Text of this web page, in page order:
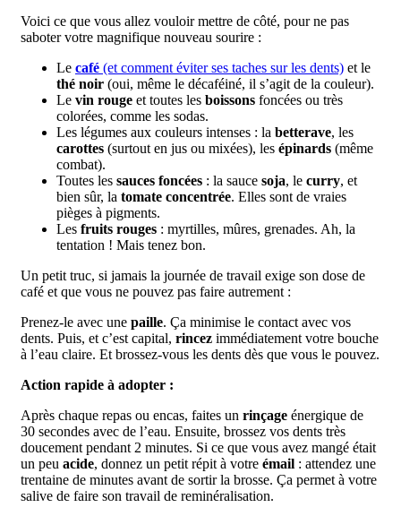
Voici ce que vous allez vouloir mettre de côté, pour ne pas
saboter votre magnifique nouveau sourire :
Le café (et comment éviter ses taches sur les dents) et le
thé noir (oui, même le décaféiné, il s’agit de la couleur).
Le vin rouge et toutes les boissons foncées ou très
colorées, comme les sodas.
Les légumes aux couleurs intenses : la betterave, les
carottes (surtout en jus ou mixées), les épinards (même
combat).
Toutes les sauces foncées : la sauce soja, le curry, et
bien sûr, la tomate concentrée. Elles sont de vraies
pièges à pigments.
Les fruits rouges : myrtilles, mûres, grenades. Ah, la
tentation ! Mais tenez bon.
Un petit truc, si jamais la journée de travail exige son dose de
café et que vous ne pouvez pas faire autrement :
Prenez-le avec une paille. Ça minimise le contact avec vos
dents. Puis, et c’est capital, rincez immédiatement votre bouche
à l’eau claire. Et brossez-vous les dents dès que vous le pouvez.
Action rapide à adopter :
Après chaque repas ou encas, faites un rinçage énergique de
30 secondes avec de l’eau. Ensuite, brossez vos dents très
doucement pendant 2 minutes. Si ce que vous avez mangé était
un peu acide, donnez un petit répit à votre émail : attendez une
trentaine de minutes avant de sortir la brosse. Ça permet à votre
salive de faire son travail de reminéralisation.